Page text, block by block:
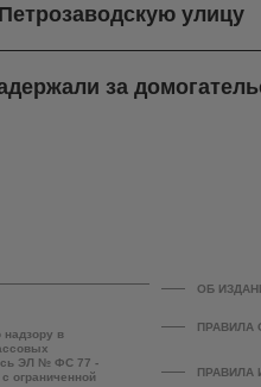
улицу
за
надзору в
ЭЛ № ФС 77 -
ограниченной
ОБ
ПРАВИЛА
ПРАВИЛА